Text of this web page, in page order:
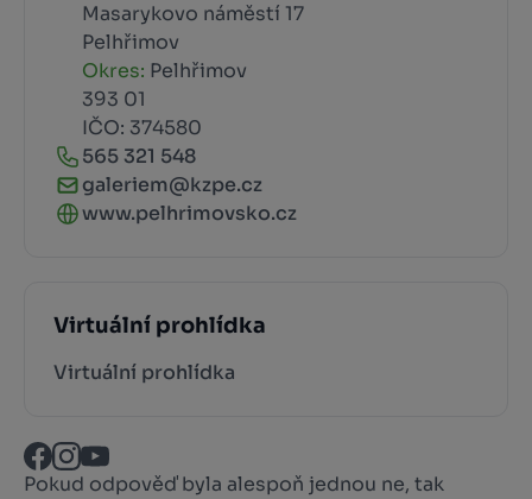
Masarykovo náměstí 17
Pelhřimov
Okres: Pelhřimov
393 01
IČO: 374580
565 321 548
galeriem@kzpe.cz
www.pelhrimovsko.cz
Virtuální prohlídka
Virtuální prohlídka
Pokud odpověď byla alespoň jednou ne, tak